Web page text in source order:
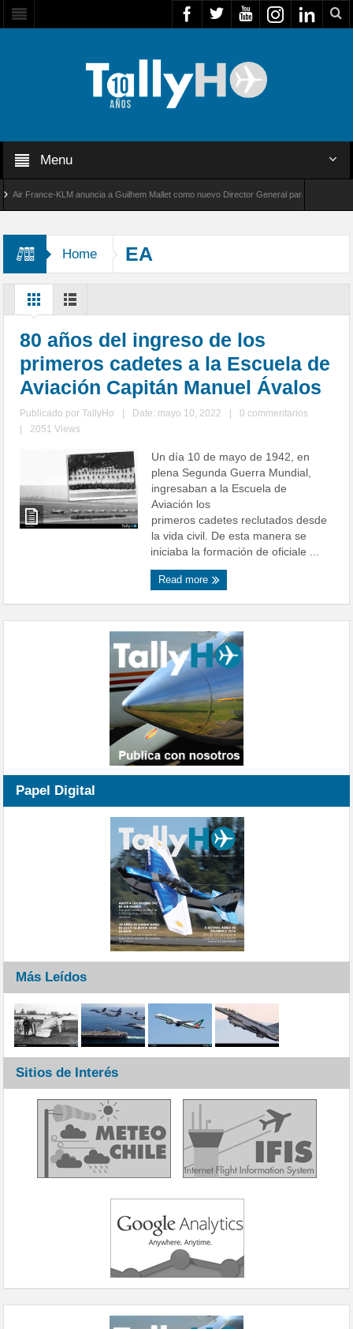
Menu
France-KLM anuncia a Guilhem Mallet como nuevo Director General para América Latina
Home EA
80 años del ingreso de los
primeros cadetes a la Escuela de
Aviación Capitán Manuel Ávalos
Publicado porTallyHo Date: mayo 10, 2022
0 commentarios
2051 Views
Un día 10 de mayo de 1942, en
plena Segunda Guerra Mundial,
ingresaban a la Escuela de
Aviación los
primeros cadetes reclutados desde
la vida civil. De esta manera se
iniciaba la formación de oficiale ...
Read more
Papel Digital
Más Leídos
Sitios de Interés